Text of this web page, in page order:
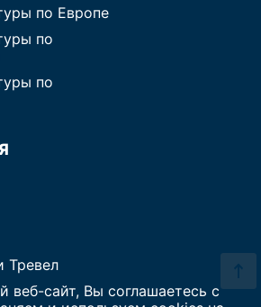
по Европе
по
по
Тревел
веб-сайт, Вы соглашаетесь с